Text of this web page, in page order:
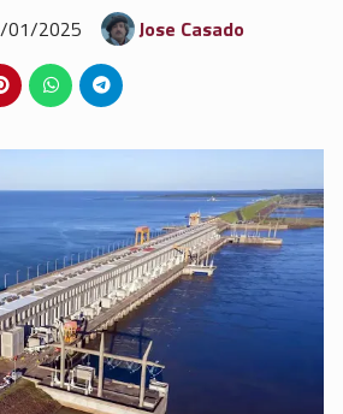
01/2025 Jose Casado